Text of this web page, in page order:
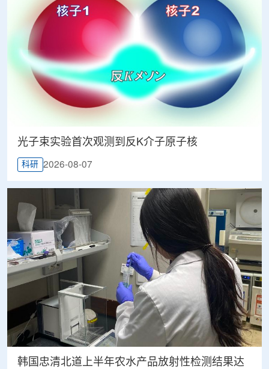
光子束实验首次观测到反K介子原子核
科研 2026-08-07
韩国忠清北道上半年农水产品放射性检测结果达